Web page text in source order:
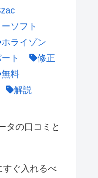
ソフト
ホライゾン
ト
修正
無料
解説
タの口コミと
すぐ入れるべ